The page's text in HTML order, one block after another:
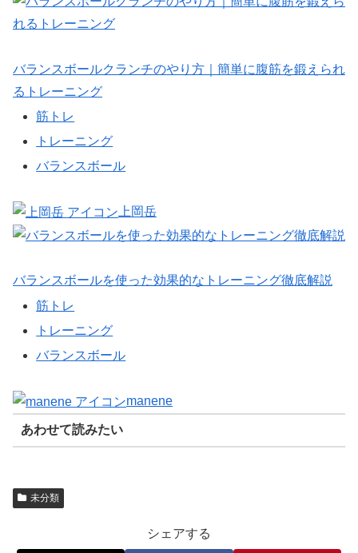
バランスボールクランチのやり方｜簡単に腹筋を鍛えられ
るトレーニング
筋トレ
トレーニング
バランスボール
上岡岳
バランスボールを使った効果的なトレーニング徹底解説
筋トレ
トレーニング
バランスボール
manene
あわせて読みたい
未分類
シェアする